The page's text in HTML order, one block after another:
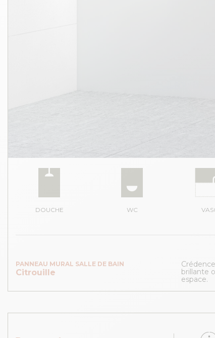
DOUCHE WC
PANNEAU MURAL SALLE DE BAIN
Citrouille
brillante
espace.